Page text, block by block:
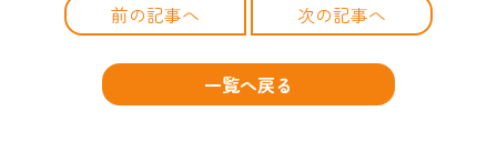
前の記事へ 次の記事へ
一覧へ戻る